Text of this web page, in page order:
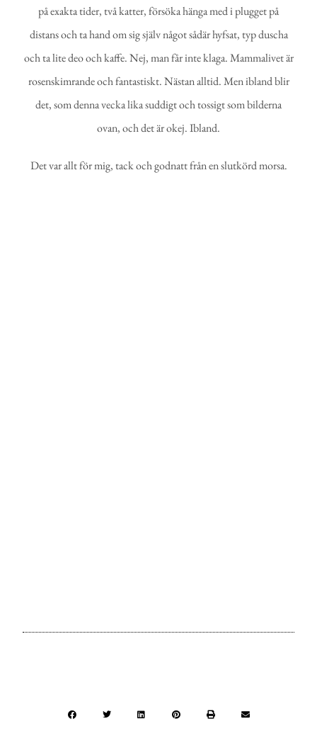
på exakta tider, två katter, försöka hänga med i plugget på
distans och ta hand om sig själv något sådär hyfsat, typ duscha
och ta lite deo och kaffe. Nej, man får inte klaga. Mammalivet är
rosenskimrande och fantastiskt. Nästan alltid. Men ibland blir
det, som denna vecka lika suddigt och tossigt som bilderna
ovan, och det är okej. Ibland.
Det var allt för mig, tack och godnatt från en slutkörd morsa.